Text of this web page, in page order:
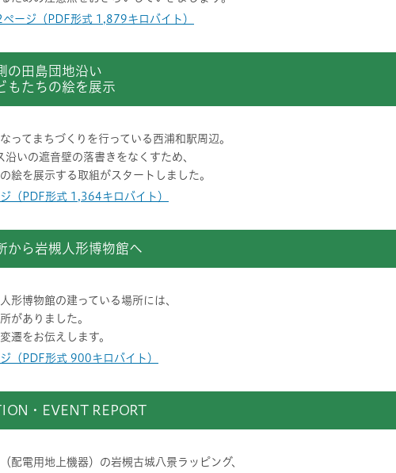
ージ（PDF形式 1,879キロバイト）
の田島団地沿い
もたちの絵を展示
ってまちづくりを行っている西浦和駅周辺。
沿いの遮音壁の落書きをなくすため、
絵を展示する取組がスタートしました。
（PDF形式 1,364キロバイト）
から岩槻人形博物館へ
形博物館の建っている場所には、
がありました。
遷をお伝えします。
（PDF形式 900キロバイト）
・EVENT REPORT
配電用地上機器）の岩槻古城八景ラッピング、